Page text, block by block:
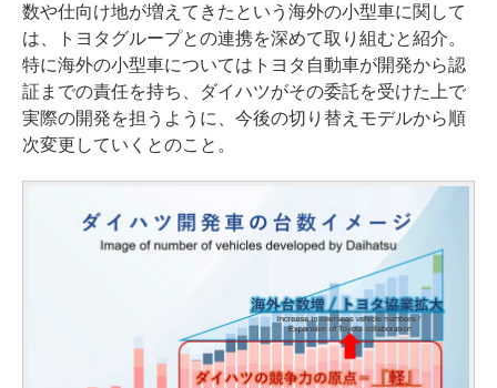
数や仕向け地が増えてきたという海外の小型車に関して
は、トヨタグループとの連携を深めて取り組むと紹介。
特に海外の小型車についてはトヨタ自動車が開発から認
証までの責任を持ち、ダイハツがその委託を受けた上で
実際の開発を担うように、今後の切り替えモデルから順
次変更していくとのこと。